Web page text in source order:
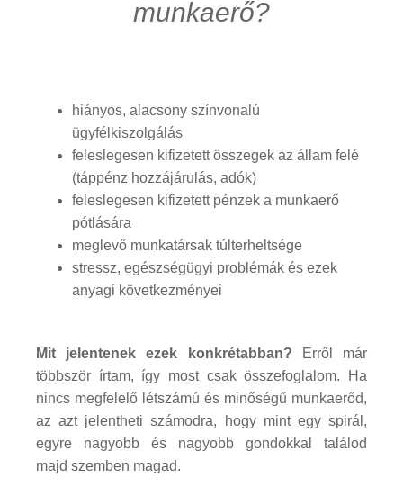
munkaerő?
hiányos, alacsony színvonalú
ügyfélkiszolgálás
feleslegesen kifizetett összegek az állam felé
(táppénz hozzájárulás, adók)
feleslegesen kifizetett pénzek a munkaerő
pótlására
meglevő munkatársak túlterheltsége
stressz, egészségügyi problémák és ezek
anyagi következményei
Mit jelentenek ezek konkrétabban? Erről már
többször írtam, így most csak összefoglalom. Ha
nincs megfelelő létszámú és minőségű munkaerőd,
az azt jelentheti számodra, hogy mint egy spirál,
egyre nagyobb és nagyobb gondokkal találod
majd szemben magad.